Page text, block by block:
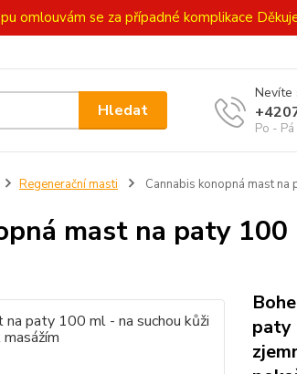
omlouvám se za případné komplikace
Hledat
Nevíte
Po -
Regenerační masti Cannabis konopná mast na
mast na paty
paty